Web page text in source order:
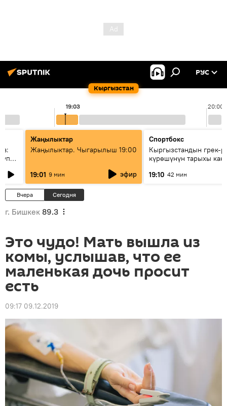
Кыргызстан
РУС
20:00
19:03
Жаңылыктар
Жаңылыктар. Чыгарылыш 19:00
19:01 9 мин эфир
Спортбокс
Кыргызстандын грек-
күрөшүнүн тарыхы
19:10 42 мин
Вчера Сегодня
г. Бишкек 89.3
Это чудо! Мать вышла из
комы, услышав, что ее
маленькая дочь просит
есть
09:17 09.12.2019